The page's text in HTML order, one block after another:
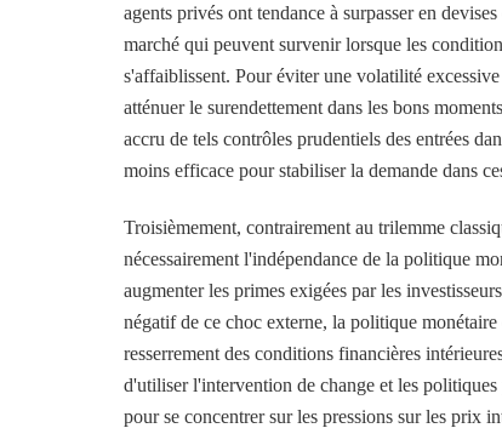
agents privés ont tendance à surpasser en
marché qui peuvent survenir lorsque les
s'affaiblissent. Pour éviter une volatilité
atténuer le surendettement dans les bons
accru de tels contrôles prudentiels des entrées
moins efficace pour stabiliser la demande dans
Troisièmement, contrairement au trilemme
nécessairement l'indépendance de la politique
augmenter les primes exigées par les
négatif de ce choc externe, la politique
resserrement des conditions financières
d'utiliser l'intervention de change et les
pour se concentrer sur les pressions sur les prix